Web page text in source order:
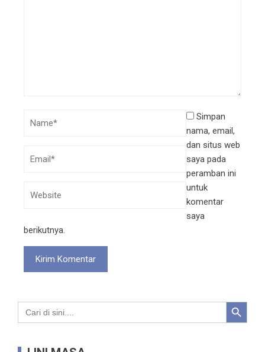
Simpan
nama, email,
dan situs web
saya pada
peramban ini
untuk
komentar
saya
berikutnya.
Search
for:
Search Button